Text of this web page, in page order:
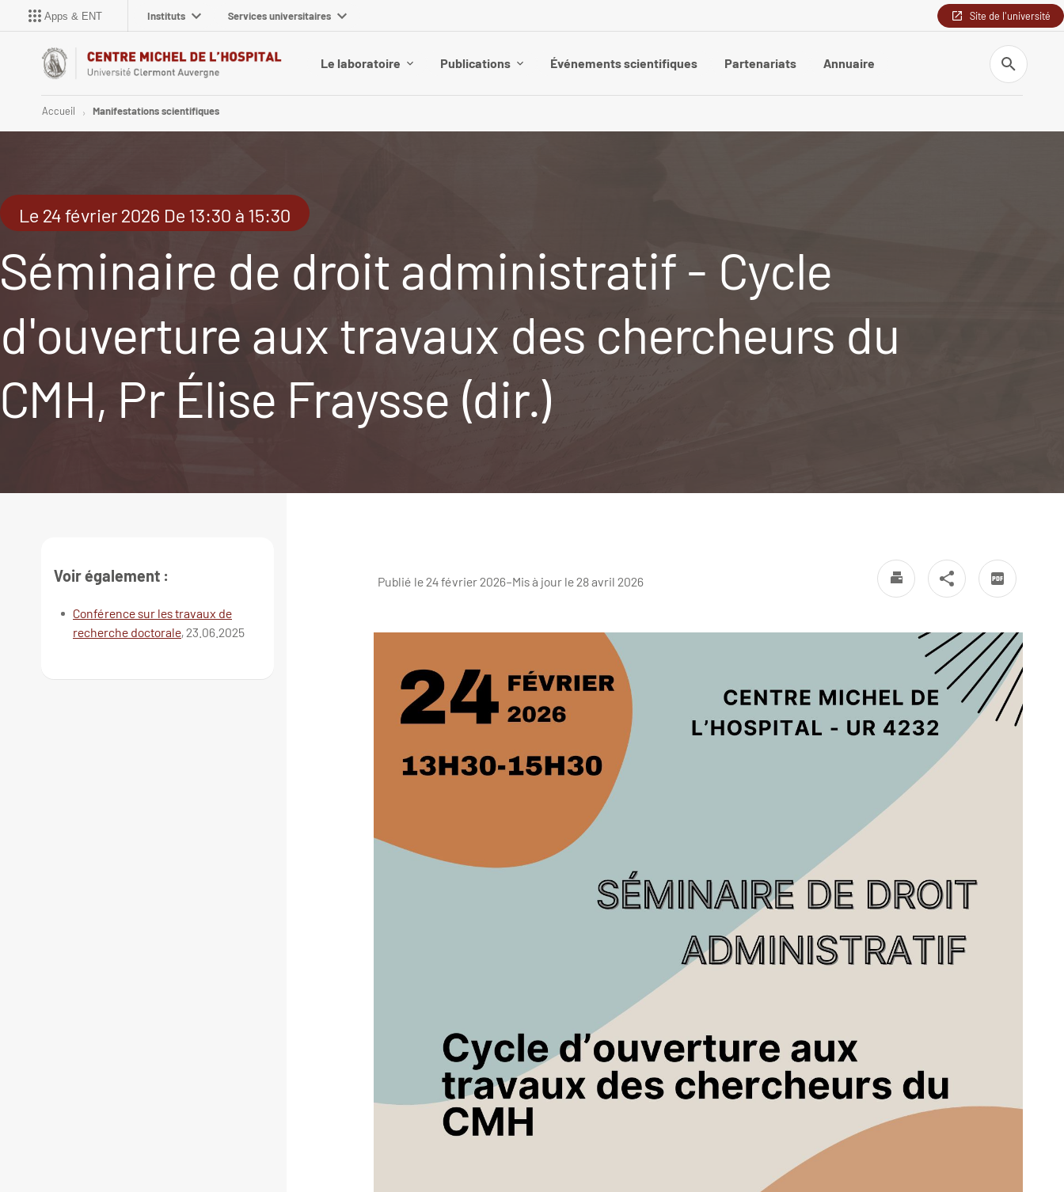
Apps & ENT Instituts Services universitaires Site de l'université
Le laboratoire Publications Événements scientifiques Partenariats Annuaire
Recherche
Accueil Manifestations scientifiques
Le 24 février 2026 De 13:30 à 15:30
Séminaire de droit administratif - Cycle
d'ouverture aux travaux des chercheurs du
CMH, Pr Élise Fraysse (dir.)
Publié le 24 février 2026–Mis à jour le 28 avril 2026
Voir également :
Conférence sur les travaux de
recherche doctorale, 23.06.2025